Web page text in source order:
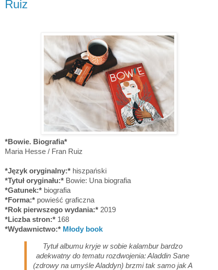
Ruiz
*Bowie. Biografia*
Maria Hesse / Fran Ruiz
*Język oryginalny:* hiszpański
*Tytuł oryginału:* Bowie: Una biografia
*Gatunek:* biografia
*Forma:* powieść graficzna
*Rok pierwszego wydania:* 2019
*Liczba stron:* 168
*Wydawnictwo:* Młody book
Tytuł albumu kryje w sobie kalambur bardzo
adekwatny do tematu rozdwojenia: Aladdin Sane
(zdrowy na umyśle Aladdyn) brzmi tak samo jak A